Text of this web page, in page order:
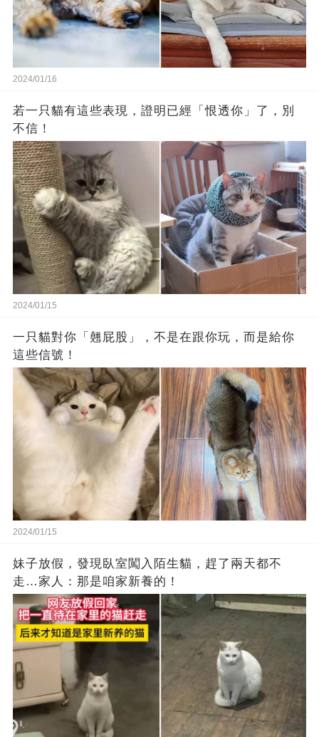
2024/01/16
若一只貓有這些表現，證明已經「恨透你」了，別
不信！
2024/01/15
一只貓對你「翹屁股」，不是在跟你玩，而是給你
這些信號！
2024/01/15
妹子放假，發現臥室闖入陌生貓，趕了兩天都不
走…家人：那是咱家新養的！